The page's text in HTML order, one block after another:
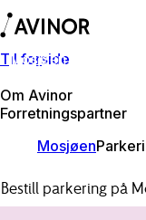
Til forside
Om Avinor
Forretningspartner
Mosjøen lufthavn
Mosjøen
Bestill parkering på